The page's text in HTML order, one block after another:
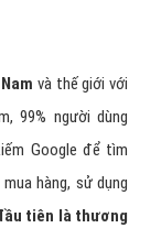
và thế giới với
99% người dùng
Google để tìm
hàng, sử dụng
tiên là thương